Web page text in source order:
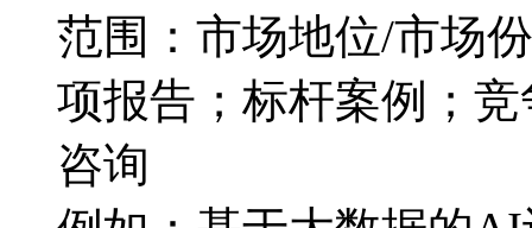
范围：市场地位/市场
项报告；标杆案例；
咨询